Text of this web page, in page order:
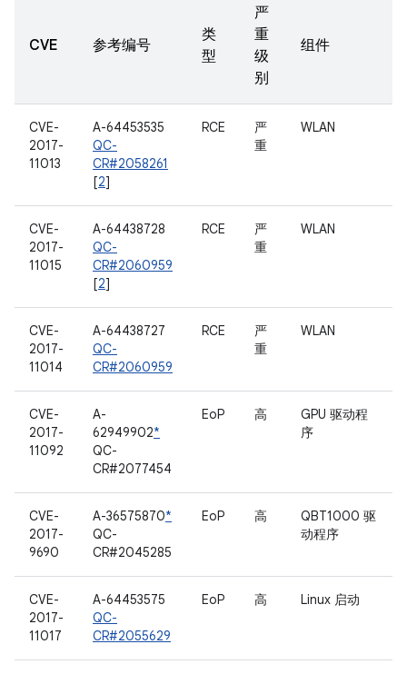
CVE 参考编号
类
型
严
重
级
别
组件
CVE-
2017-
11013
A-64453535
QC-
CR#2058261
[2]
RCE
严
重
WLAN
CVE-
2017-
11015
A-64438728
QC-
CR#2060959
[2]
RCE
严
重
WLAN
CVE-
2017-
11014
A-64438727
QC-
CR#2060959
RCE
严
重
WLAN
CVE-
2017-
11092
A-
62949902*
QC-
CR#2077454
EoP 高
GPU 驱动程
序
CVE-
2017-
9690
A-36575870*
QC-
CR#2045285
EoP 高
QBT1000 驱
动程序
CVE-
2017-
11017
A-64453575
QC-
CR#2055629
EoP 高 Linux 启动